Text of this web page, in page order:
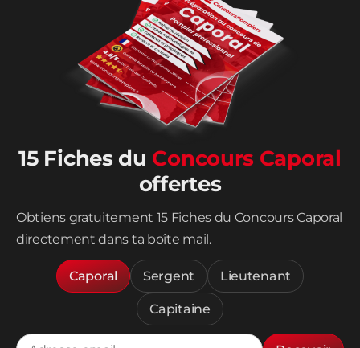
15 Fiches du Concours Caporal
offertes
Obtiens gratuitement 15 Fiches du Concours Caporal
directement dans ta boîte mail.
Caporal Sergent Lieutenant
Capitaine